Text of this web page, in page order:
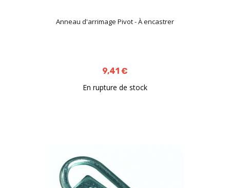
Anneau d'arrimage Pivot - À encastrer
9,41 €
En rupture de stock